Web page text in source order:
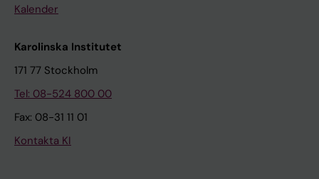
Kalender
Karolinska Institutet
171 77 Stockholm
Tel: 08-524 800 00
Fax: 08-31 11 01
Kontakta KI